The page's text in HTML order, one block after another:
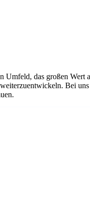
Umfeld, das großen Wert
Bei